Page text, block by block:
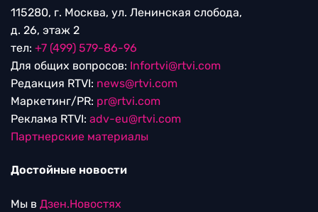
115280, г. Москва, ул. Ленинская слобода,
д. 26, этаж 2
тел: +7 (499) 579-86-96
Для общих вопросов: Infortvi@rtvi.com
Редакция RTVI: news@rtvi.com
Маркетинг/PR: pr@rtvi.com
Реклама RTVI: adv-eu@rtvi.com
Партнерские материалы
Достойные новости
Мы в Дзен.Новостях